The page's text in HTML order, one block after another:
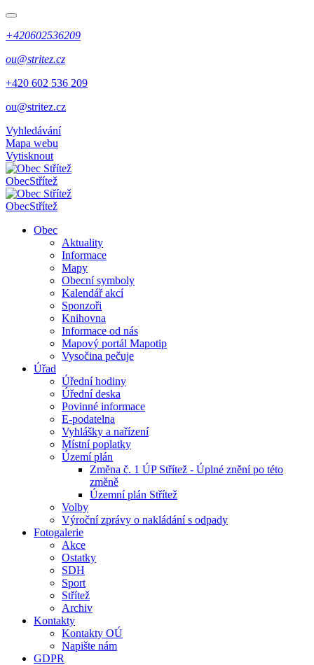
+420602536209
ou@stritez.cz
+420 602 536 209
ou@stritez.cz
Vyhledávání
Mapa webu
Vytisknout
ObecStřítež
ObecStřítež
Obec
Aktuality
Informace
Mapy
Obecní symboly
Kalendář akcí
Sponzoři
Knihovna
Informace od nás
Mapový portál Mapotip
Vysočina pečuje
Úřad
Úřední hodiny
Úřední deska
Povinné informace
E-podatelna
Vyhlášky a nařízení
Místní poplatky
Území plán
Změna č. 1 ÚP Střítež - Úplné znění po této
změně
Územní plán Střítež
Volby
Výroční zprávy o nakládání s odpady
Fotogalerie
Akce
Ostatky
SDH
Sport
Střítež
Archiv
Kontakty
Kontakty OÚ
Napište nám
GDPR